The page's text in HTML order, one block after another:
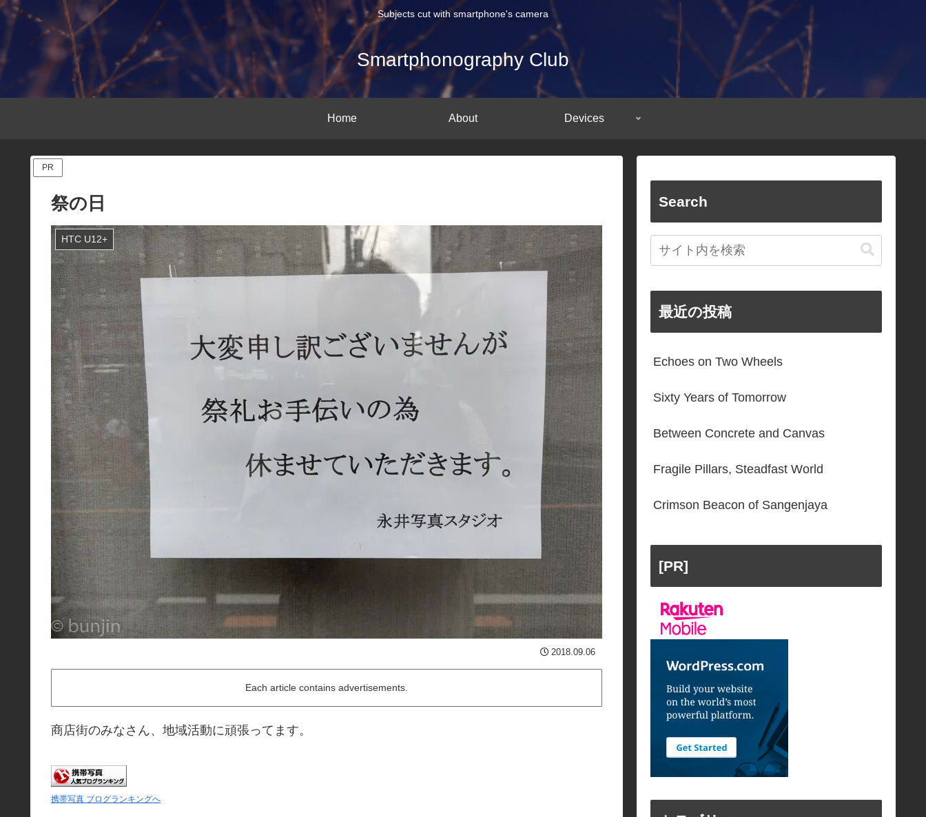
Subjects cut with smartphone's camera
Smartphonography Club
Home About Devices
PR
祭の日
HTC U12+
2018.09.06
Each article contains advertisements.
商店街のみなさん、地域活動に頑張ってます。
携帯写真 ブログランキングへ
Search
最近の投稿
Echoes on Two Wheels
Sixty Years of Tomorrow
Between Concrete and Canvas
Fragile Pillars, Steadfast World
Crimson Beacon of Sangenjaya
[PR]